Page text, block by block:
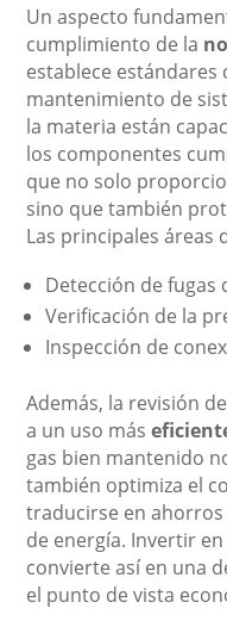
Un aspecto
cumplimiento de la
establece estándares
mantenimiento de
la materia están
los componentes
que no solo
sino que también
Las principales áreas
Detección de fugas
Verificación de la
Inspección de
Además, la revisión
a un uso más
gas bien mantenido
también optimiza el
traducirse en
de energía. Invertir
convierte así en una
el punto de vista